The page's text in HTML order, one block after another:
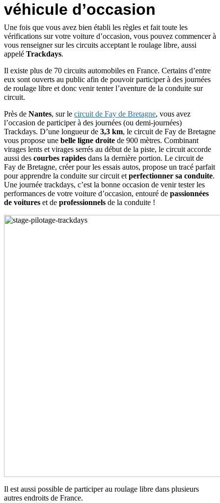
véhicule d’occasion
Une fois que vous avez bien établi les règles et fait toute les
vérifications sur votre voiture d’occasion, vous pouvez commencer à
vous renseigner sur les circuits acceptant le roulage libre, aussi
appelé Trackdays.
Il existe plus de 70 circuits automobiles en France. Certains d’entre
eux sont ouverts au public afin de pouvoir participer à des journées
de roulage libre et donc venir tenter l’aventure de la conduite sur
circuit.
Près de Nantes, sur le circuit de Fay de Bretagne, vous avez
l’occasion de participer à des journées (ou demi-journées)
Trackdays. D’une longueur de 3,3 km, le circuit de Fay de Bretagne
vous propose une belle ligne droite de 900 mètres. Combinant
virages lents et virages serrés au début de la piste, le circuit accorde
aussi des courbes rapides dans la dernière portion. Le circuit de
Fay de Bretagne, créer pour les essais autos, propose un tracé parfait
pour apprendre la conduite sur circuit etperfectionner sa conduite.
Une journée trackdays, c’est la bonne occasion de venir tester les
performances de votre voiture d’occasion, entouré de passionnées
de voitures et de professionnels de la conduite !
Il est aussi possible de participer au roulage libre dans plusieurs
autres endroits de France.